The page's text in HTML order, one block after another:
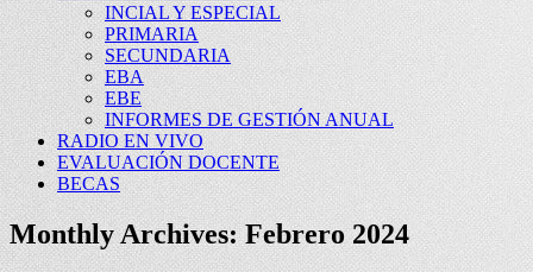
INCIAL Y ESPECIAL
PRIMARIA
SECUNDARIA
EBA
EBE
INFORMES DE GESTIÓN ANUAL
RADIO EN VIVO
EVALUACIÓN DOCENTE
BECAS
Monthly Archives:Febrero 2024